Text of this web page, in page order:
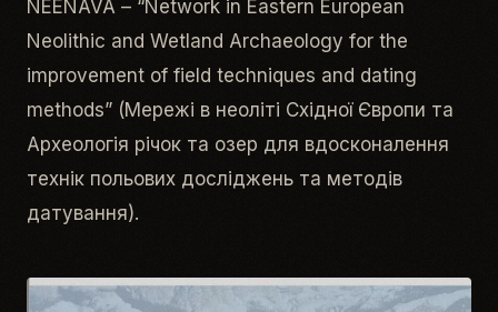
NEENAVA – “Network in Eastern European
Neolithic and Wetland Archaeology for the
improvement of field techniques and dating
methods” (Мережі в неоліті Східної Європи та
Археологія річок та озер для вдосконалення
технік польових досліджень та методів
датування).